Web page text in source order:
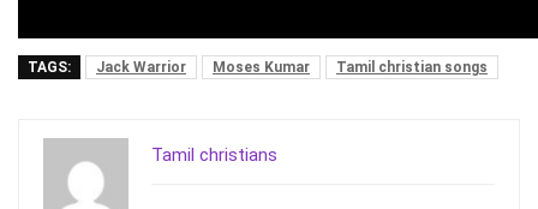
TAGS: Jack Warrior Moses Kumar Tamil christian songs
Tamil christians